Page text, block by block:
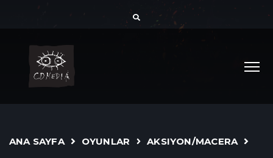
ANA SAYFA OYUNLAR AKSIYON/MACERA